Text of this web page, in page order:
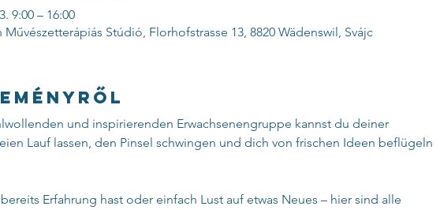
9:00 – 16:00
Művészetterápiás Stúdió, Florhofstrasse 13, 8820 Wädenswil, Svájc
und inspirierenden Erwachsenengruppe kannst du deiner
Lauf lassen, den Pinsel schwingen und dich von frischen Ideen beflügeln
Erfahrung hast oder einfach Lust auf etwas Neues – hier sind alle